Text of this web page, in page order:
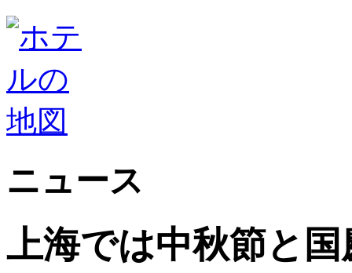
ニュース
上海では中秋節と